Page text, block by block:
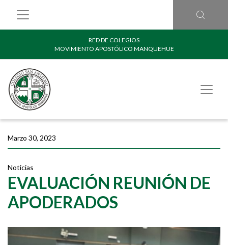
RED DE COLEGIOS
MOVIMIENTO APOSTÓLICO MANQUEHUE
Marzo 30, 2023
Noticias
EVALUACIÓN REUNIÓN DE
APODERADOS